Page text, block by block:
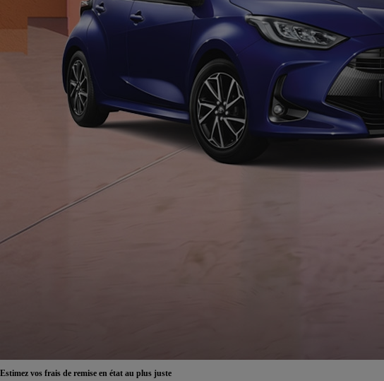
Disponible prochainement
Estimez vos frais de remise en état au plus juste